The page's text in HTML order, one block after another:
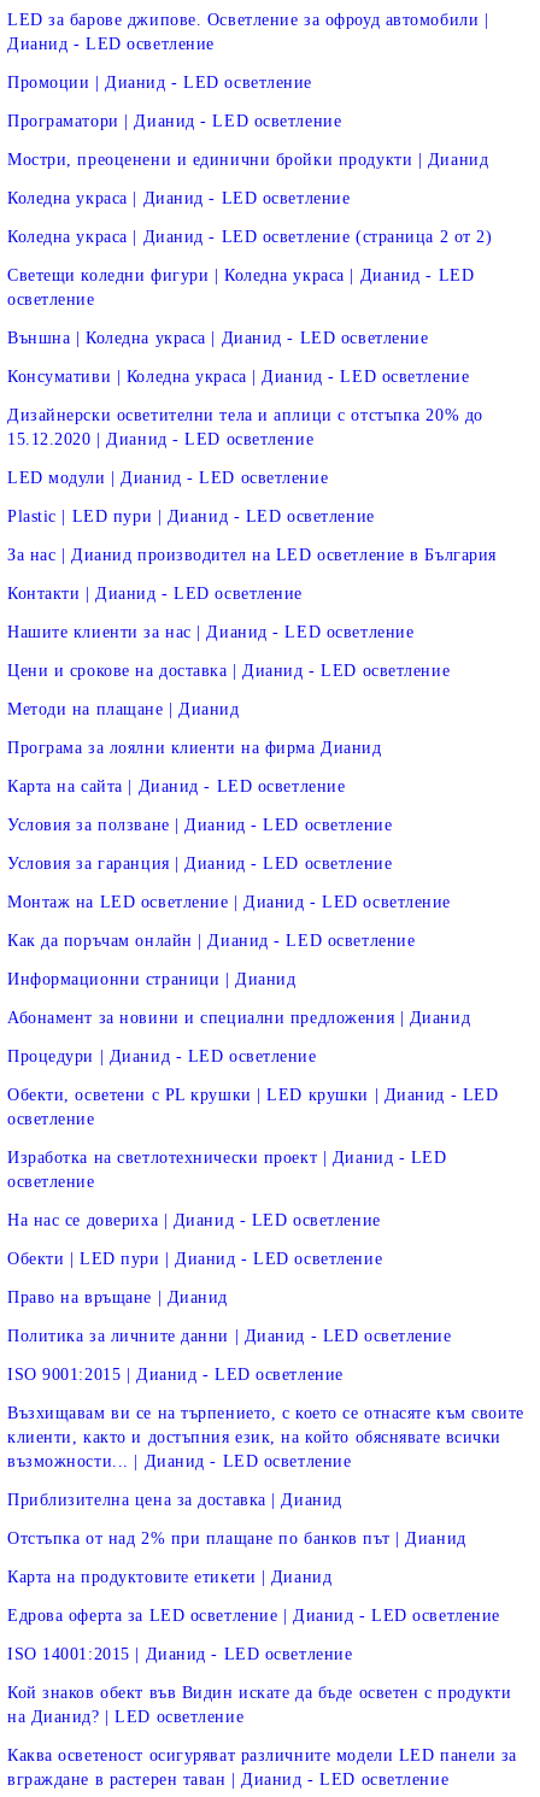
LED за барове джипове. Осветление за офроуд автомобили |
Дианид - LED осветление
Промоции | Дианид - LED осветление
Програматори | Дианид - LED осветление
Мостри, преоценени и единични бройки продукти | Дианид
Коледна украса | Дианид - LED осветление
Коледна украса | Дианид - LED осветление (страница 2 от 2)
Светещи коледни фигури | Коледна украса | Дианид - LED
осветление
Външна | Коледна украса | Дианид - LED осветление
Консумативи | Коледна украса | Дианид - LED осветление
Дизайнерски осветителни тела и аплици с отстъпка 20% до
15.12.2020 | Дианид - LED осветление
LED модули | Дианид - LED осветление
Plastic | LED пури | Дианид - LED осветление
За нас | Дианид производител на LED осветление в България
Контакти | Дианид - LED осветление
Нашите клиенти за нас | Дианид - LED осветление
Цени и срокове на доставка | Дианид - LED осветление
Методи на плащане | Дианид
Програма за лоялни клиенти на фирма Дианид
Карта на сайта | Дианид - LED осветление
Условия за ползване | Дианид - LED осветление
Условия за гаранция | Дианид - LED осветление
Монтаж на LED осветление | Дианид - LED осветление
Как да поръчам онлайн | Дианид - LED осветление
Информационни страници | Дианид
Абонамент за новини и специални предложения | Дианид
Процедури | Дианид - LED осветление
Обекти, осветени с PL крушки | LED крушки | Дианид - LED
осветление
Изработка на светлотехнически проект | Дианид - LED
осветление
На нас се довериха | Дианид - LED осветление
Обекти | LED пури | Дианид - LED осветление
Право на връщане | Дианид
Политика за личните данни | Дианид - LED осветление
ISO 9001:2015 | Дианид - LED осветление
Възхищавам ви се на търпението, с което се отнасяте към своите
клиенти, както и достъпния език, на който обяснявате всички
възможности... | Дианид - LED осветление
Приблизителна цена за доставка | Дианид
Отстъпка от над 2% при плащане по банков път | Дианид
Карта на продуктовите етикети | Дианид
Едрова оферта за LED осветление | Дианид - LED осветление
ISO 14001:2015 | Дианид - LED осветление
Кой знаков обект във Видин искате да бъде осветен с продукти
на Дианид? | LED осветление
Каква осветеност осигуряват различните модели LED панели за
вграждане в растерен таван | Дианид - LED осветление